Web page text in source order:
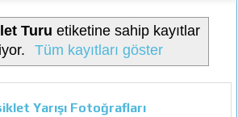
Turu etiketine sahip kayıtlar
Tüm kayıtları göster
Yarışı Fotoğrafları